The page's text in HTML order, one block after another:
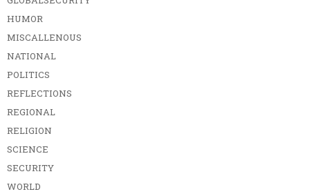
HUMOR
MISCALLENOUS
NATIONAL
POLITICS
REFLECTIONS
REGIONAL
RELIGION
SCIENCE
SECURITY
WORLD